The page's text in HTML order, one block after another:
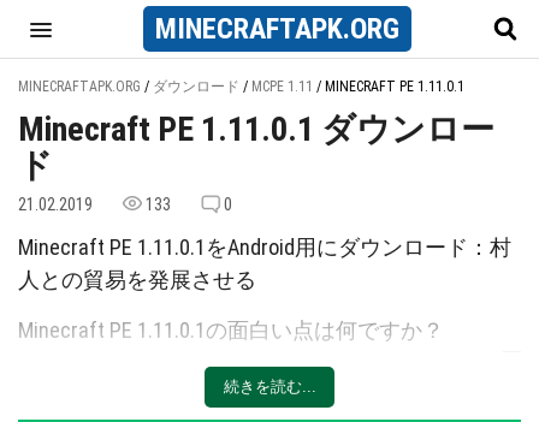
MINECRAFTAPK.ORG
MINECRAFTAPK.ORG / ダウンロード / MCPE 1.11 / MINECRAFT PE 1.11.0.1
Minecraft PE 1.11.0.1 ダウンロー
ド
21.02.2019 133 0
Minecraft PE 1.11.0.1をAndroid用にダウンロード：村
人との貿易を発展させる
Minecraft PE 1.11.0.1の面白い点は何ですか？
強盗をより良くするために、開発者たちはゲーム内
の主な不正確さを解決するために別のベータ版をリ
続きを読む...